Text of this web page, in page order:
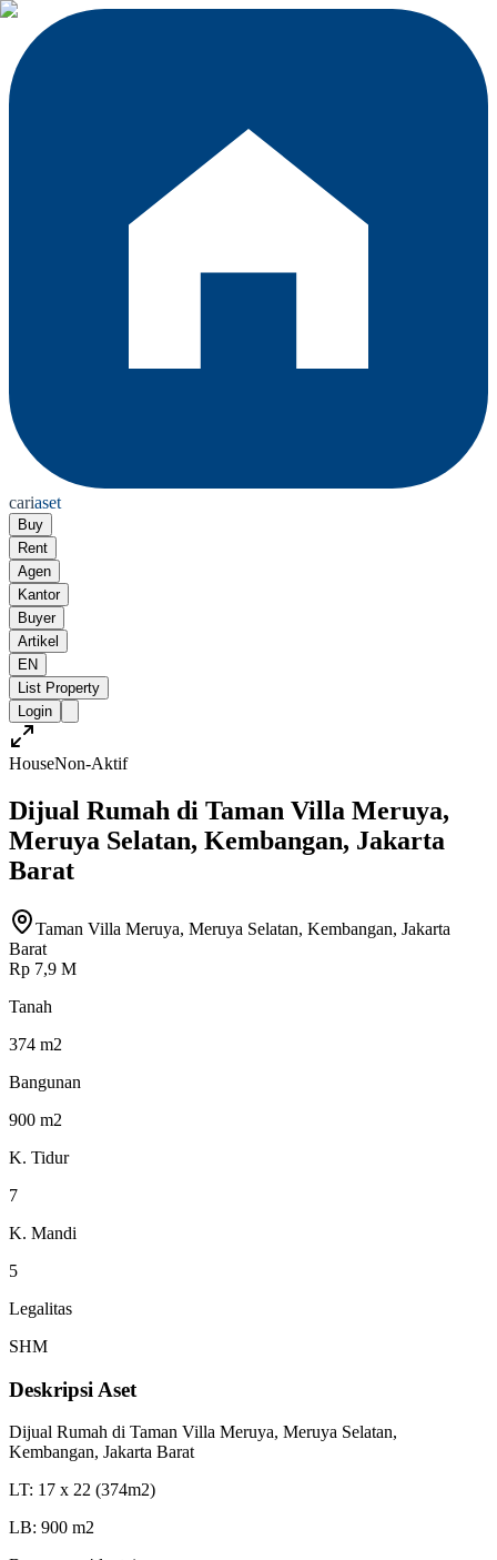
cariaset
Buy
Rent
Agen
Kantor
Buyer
Artikel
EN
List Property
Login
HouseNon-Aktif
Dijual Rumah di Taman Villa Meruya,
Meruya Selatan, Kembangan, Jakarta
Barat
Taman Villa Meruya, Meruya Selatan, Kembangan, Jakarta
Barat
Rp 7,9 M
Tanah
374 m2
Bangunan
900 m2
K. Tidur
7
K. Mandi
5
Legalitas
SHM
Deskripsi Aset
Dijual Rumah di Taman Villa Meruya, Meruya Selatan,
Kembangan, Jakarta Barat
LT: 17 x 22 (374m2)
LB: 900 m2